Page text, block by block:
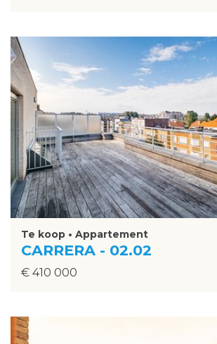
Te koop • Appartement
CARRERA - 02.02
€ 410 000